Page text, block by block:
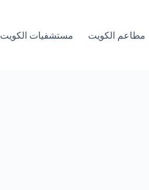
مطاعم الكويت مستشفيات الكويت